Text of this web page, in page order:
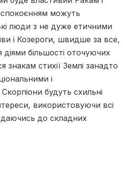
можуть
люди з не дуже етичними
і Козероги, швидше за все,
більшості оточуючих
знакам стихії Землі занадто
і
будуть схильні
використовуючи всі
до складних